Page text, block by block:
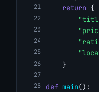
return {
    }
def main():